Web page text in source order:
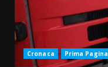
Cronaca Prima Pagina